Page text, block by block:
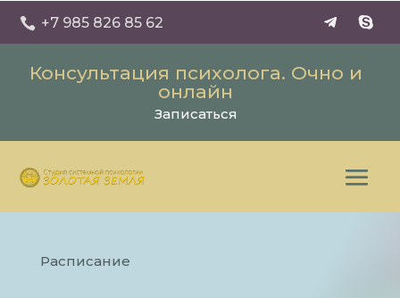
 +7 985 826 85 62
Консультация психолога. Очно и
онлайн
Записаться
Расписание